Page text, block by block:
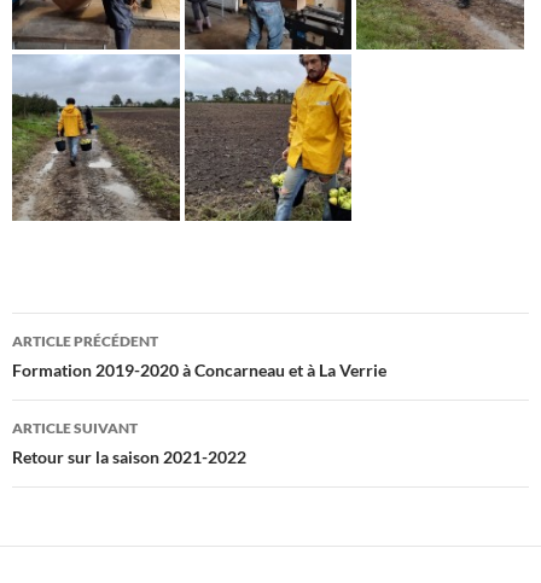
Navigation
des
articles
ARTICLE PRÉCÉDENT
Formation 2019-2020 à Concarneau et à La Verrie
ARTICLE SUIVANT
Retour sur la saison 2021-2022